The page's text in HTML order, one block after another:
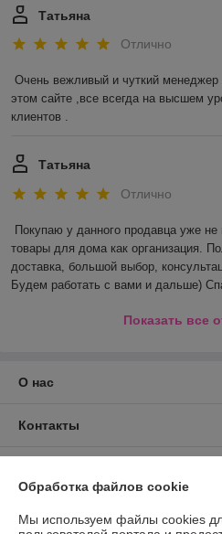
Татьяна
Отлично
Очень вежливый и чуткий менеджер
этом сайте ,все всегда на высшем
клиентов .
Татьяна
Отлично
Покупаю у данного продавца уже
товары для дома как организация.
доставка, большой выбор,
Будем работать с вами и дальше)
Показать все
О нас
Контакты
Обработка файлов cookie
Мы используем файлы cookies